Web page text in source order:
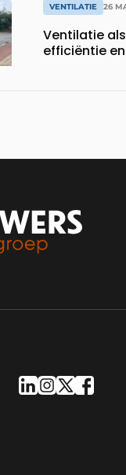
VENTILATIE 26
Ventilatie
efficiëntie